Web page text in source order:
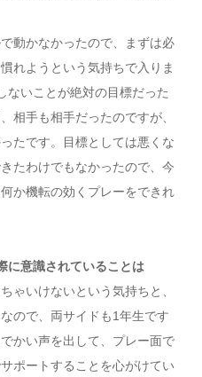
動かなかったので、まずは必
れようという気持ちで入りま
ないことが絶対の目標だった
相手も相手だったのですが、
たです。目標としては悪くな
たわけでもなかったので、今
か機転の効くプレーをできれ
に意識されていることは
ゃいけないという気持ちと、
ので、両サイドも1年生です
かい声を出して、プレー面で
ポートすることを心がけてい